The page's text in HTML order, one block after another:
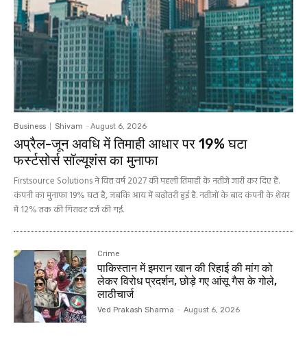
Business Shivam - August 6, 2026
अप्रैल-जून अवधि में तिमाही आधार पर 19% घटा
फर्स्टसोर्स सॉल्यूशंस का मुनाफा
Firstsource Solutions ने वित्त वर्ष 2027 की पहली तिमाही के नतीजे जारी कर दिए हैं.
कंपनी का मुनाफा 19% घटा है, जबकि आय में बढ़ोतरी हुई है. नतीजों के बाद कंपनी के शेयर
में 12% तक की गिरावट दर्ज की गई.
Crime
पाकिस्तान में इमरान खान की रिहाई की मांग को
लेकर विरोध प्रदर्शन, छोड़े गए आंसू गैस के गोले,
लाठीचार्ज
Ved Prakash Sharma - August 6, 2026